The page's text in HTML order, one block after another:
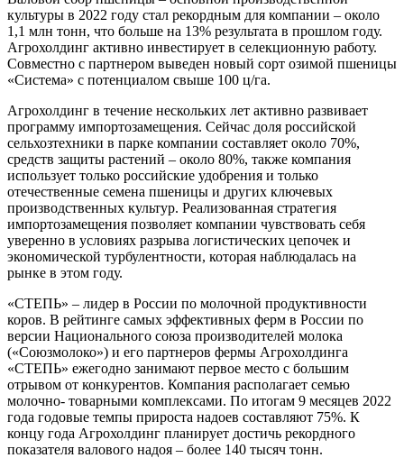
культуры в 2022 году стал рекордным для компании – около
1,1 млн тонн, что больше на 13% результата в прошлом году.
Агрохолдинг активно инвестирует в селекционную работу.
Совместно с партнером выведен новый сорт озимой пшеницы
«Система» с потенциалом свыше 100 ц/га.
Агрохолдинг в течение нескольких лет активно развивает
программу импортозамещения. Сейчас доля российской
сельхозтехники в парке компании составляет около 70%,
средств защиты растений – около 80%, также компания
использует только российские удобрения и только
отечественные семена пшеницы и других ключевых
производственных культур. Реализованная стратегия
импортозамещения позволяет компании чувствовать себя
уверенно в условиях разрыва логистических цепочек и
экономической турбулентности, которая наблюдалась на
рынке в этом году.
«СТЕПЬ» – лидер в России по молочной продуктивности
коров. В рейтинге самых эффективных ферм в России по
версии Национального союза производителей молока
(«Союзмолоко») и его партнеров фермы Агрохолдинга
«СТЕПЬ» ежегодно занимают первое место с большим
отрывом от конкурентов. Компания располагает семью
молочно- товарными комплексами. По итогам 9 месяцев 2022
года годовые темпы прироста надоев составляют 75%. К
концу года Агрохолдинг планирует достичь рекордного
показателя валового надоя – более 140 тысяч тонн.